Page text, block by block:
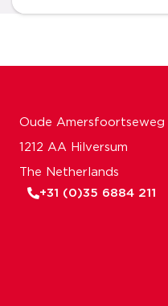
Oude Amersfoortseweg
1212 AA Hilversum
The Netherlands
+31 (0)35 6884 211